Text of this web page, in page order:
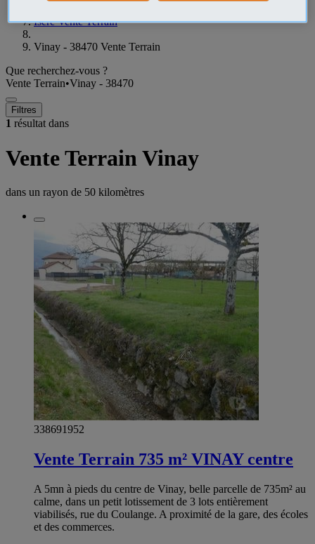
Isère Vente Terrain
Vinay - 38470 Vente Terrain
Que recherchez-vous ?
Vente Terrain•Vinay - 38470
Filtres
1 résultat dans
Vente Terrain Vinay
dans un rayon de 50 kilomètres
338691952
Vente Terrain 735 m² VINAY centre
A 5mn à pieds du centre de Vinay, belle parcelle de 735m² au
calme, dans un petit lotissement de 3 lots entièrement
viabilisés, rue du Coulange. A proximité de la gare, des écoles
et des commerces.